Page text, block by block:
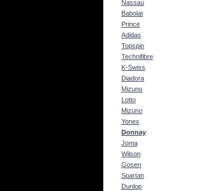
Nassau
Babolat
Prince
Adidas
Topspin
Technifibre
K-Swiss
Diadora
Mizuno
Lotto
Mizuno
Yonex
Donnay
Joma
Wilson
Gosen
Spartan
Dunlop